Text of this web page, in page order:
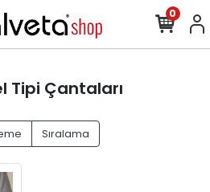
0
Tipi Çantaları
Sıralama